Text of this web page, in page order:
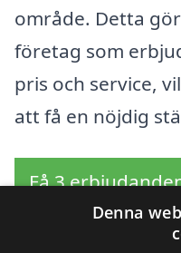
område. Detta
företag som
pris och service,
att få en nöjdig
Få 3
förpliktelser
Denna